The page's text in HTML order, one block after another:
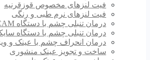
فیت لنزهای مخصوص قوزقرنیه
فیت لنزهای نرم طبی و رنگی
درمان تنبلی چشم با دستگاه CAM
درمان تنبلی چشم با دستگاه
درمان انحراف چشم با عینک و
ساخت و تجویز عینک منشوری